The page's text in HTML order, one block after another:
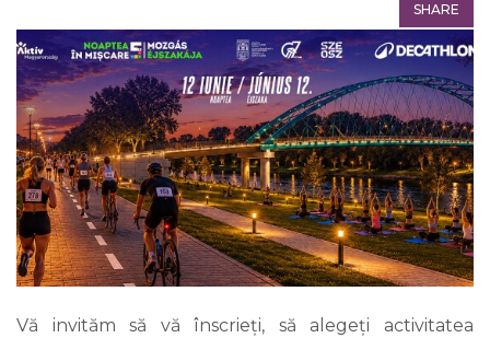
SHARE
Vă invităm să vă înscrieți, să alegeți activitatea